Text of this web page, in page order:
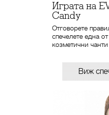
Играта на
Candy
Отговорете
спечелете една
козметични
Виж